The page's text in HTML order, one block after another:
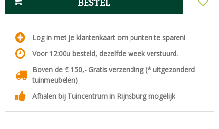
Log in met je klantenkaart om punten te sparen!
Voor 12:00u besteld, dezelfde week verstuurd.
Boven de € 150,- Gratis verzending (* uitgezonderd
tuinmeubelen)
Afhalen bij Tuincentrum in Rijnsburg mogelijk